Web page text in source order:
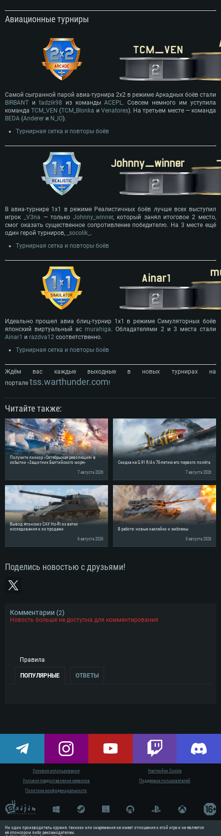
Для PC
Авиационные турниры
Самой сыгранной парой авиа-турнира 2х2 в режиме Аркадных боёв стали
BIRBANT и tadzik98 из командыACEPL . Совсем немного им уступила
командаTCM_VEN (TCM_Blonka и Venatores). На третьем месте — команда
BEDA (Anderer и N_lO).
Турнирная сетка и повторы боёв
В авиа-турнире 1х1 в режиме Реалистичных боёв лучше всех выступил
игрок
_V3na — толькоJohnny_winner, который занял итоговое 2 место,
смог оказать существенное сопротивление победителю. На 3 месте ещё
один герой турниров, _socolik_ .
Турнирная сетка и повторы боёв
Идеально прошел авиа блиц-турнир 1х1 в режиме Симуляторных боёв
японский виртуальный асmurahiga. Обладателями 2 и 3 места стали
Ainar1 и razdva12 соответственно.
Турнирная сетка и повторы боёв
​Ждём вас каждые выходные в новых турнирах на
портале tss.warthunder.com!
Читайте также:
Получите линкор «Октябрьская революция» в
событии «Защитник Балтийского моря»
7 августа 2026
Скидка на G.91 R/4 к 70-летию его первого полёта
7 августа 2026
Вывод японских САУ Ho-Ri из ветки
исследования и из продажи
6 августа 2026
В работе: новые наклейки и эмблемы
3 августа 2026
Поделись новостью с друзьями!
Комментарии (2)
Новость больше не доступна для комментирования
Правила
ПОПУЛЯРНЫЕ ОТВЕТЫ
Условия использования
Условия предоставления сервисов
Политика конфиденциальности
Настройки Cookie
Поддержка пользователей
Ни один производитель оружия, техники или снаряжения не имеет отношения к этой игре и не является
её спонсором либо рекламодателем.